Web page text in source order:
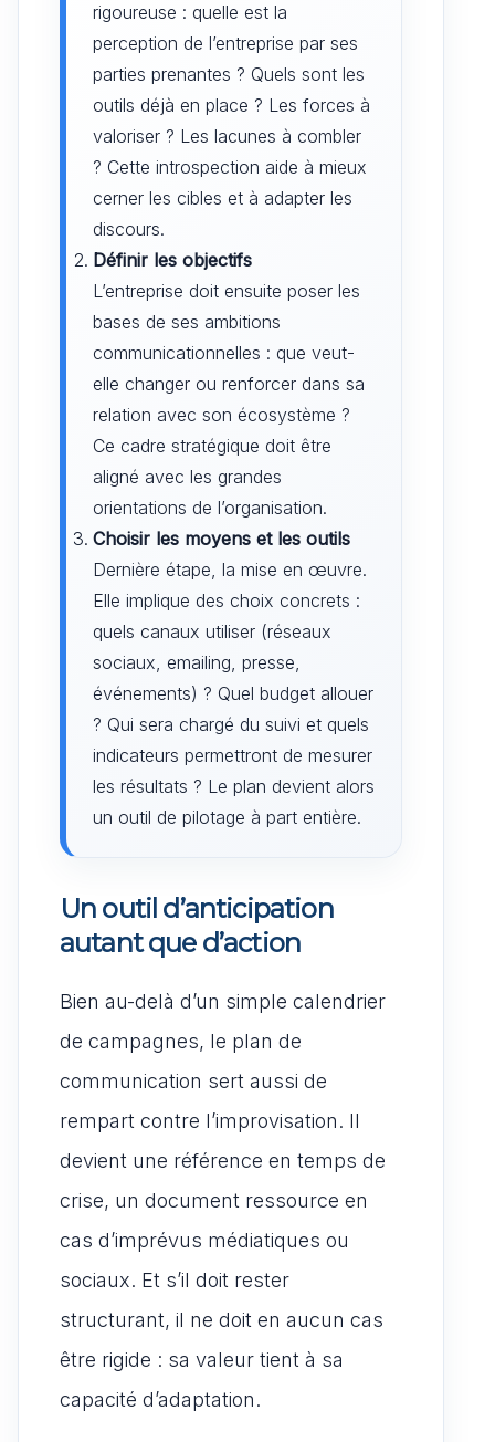
rigoureuse : quelle est la
perception de l’entreprise par ses
parties prenantes ? Quels sont les
outils déjà en place ? Les forces à
valoriser ? Les lacunes à combler
? Cette introspection aide à mieux
cerner les cibles et à adapter les
discours.
Définir les objectifs
L’entreprise doit ensuite poser les
bases de ses ambitions
communicationnelles : que veut-
elle changer ou renforcer dans sa
relation avec son écosystème ?
Ce cadre stratégique doit être
aligné avec les grandes
orientations de l’organisation.
Choisir les moyens et les outils
Dernière étape, la mise en œuvre.
Elle implique des choix concrets :
quels canaux utiliser (réseaux
sociaux, emailing, presse,
événements) ? Quel budget allouer
? Qui sera chargé du suivi et quels
indicateurs permettront de mesurer
les résultats ? Le plan devient alors
un outil de pilotage à part entière.
Un outil d’anticipation
autant que d’action
Bien au-delà d’un simple calendrier
de campagnes, le plan de
communication sert aussi de
rempart contre l’improvisation. Il
devient une référence en temps de
crise, un document ressource en
cas d’imprévus médiatiques ou
sociaux. Et s’il doit rester
structurant, il ne doit en aucun cas
être rigide : sa valeur tient à sa
capacité d’adaptation.